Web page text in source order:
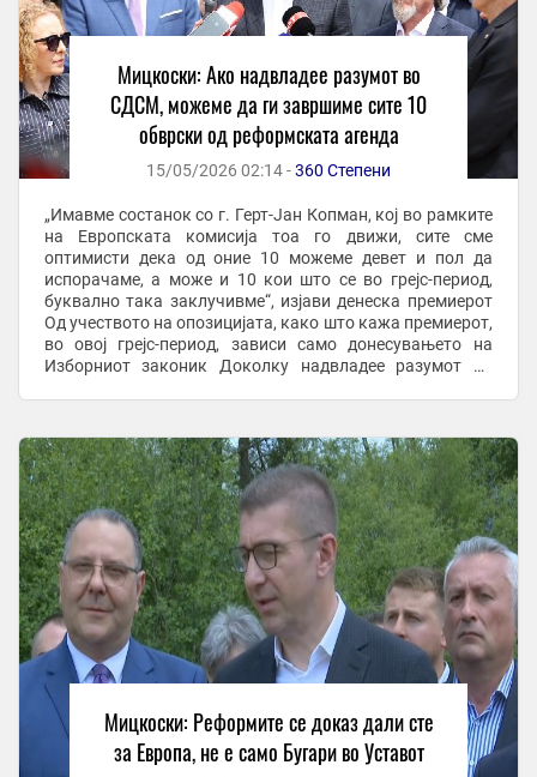
Мицкоски: Ако надвладее разумот во
СДСМ, можеме да ги завршиме сите 10
обврски од реформската агенда
15/05/2026 02:14 -360 Степени
„Имавме состанок со г. Герт-Јан Копман, кој во рамките
на Европската комисија тоа го движи, сите сме
оптимисти дека од оние 10 можеме девет и пол да
испорачаме, а може и 10 кои што се во грејс-период,
буквално така заклучивме“, изјави денеска премиерот
Од учеството на опозицијата, како што кажа премиерот,
во овој грејс-период, зависи само донесувањето на
Изборниот законик Доколку надвладее разумот во
Мицкоски: Реформите се доказ дали сте
за Европа, не е само Бугари во Уставот